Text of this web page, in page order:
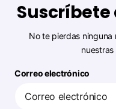
No te pierdas
Correo electrónico